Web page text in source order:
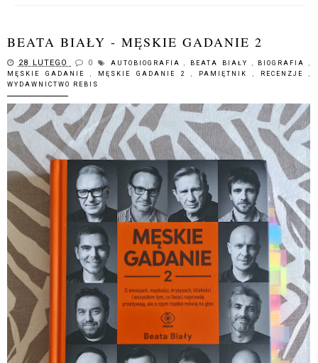
BEATA BIAŁY - MĘSKIE GADANIE 2
28 LUTEGO 0 AUTOBIOGRAFIA, BEATA BIAŁY , BIOGRAFIA ,
MĘSKIE GADANIE , MĘSKIE GADANIE 2, PAMIĘTNIK, RECENZJE,
WYDAWNICTWO REBIS